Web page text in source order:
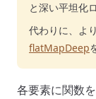
と深い平坦化
代わりに、よ
flatMapDeep
各要素に関数